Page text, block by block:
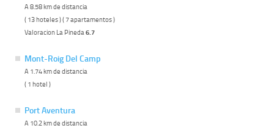
A 8.58 km de distancia
( 13 hoteles ) ( 7 apartamentos )
Valoracion La Pineda 6.7
Mont-Roig Del Camp
A 1.74 km de distancia
( 1 hotel )
Port Aventura
A 10.2 km de distancia